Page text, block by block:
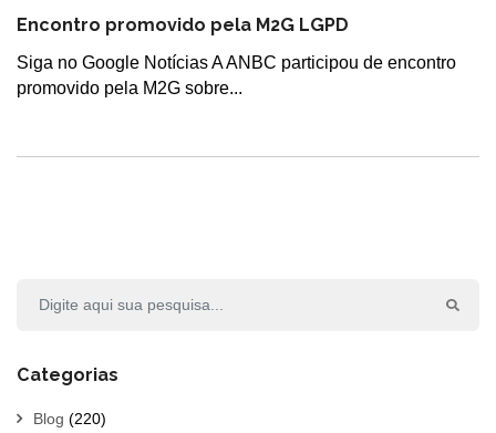
Encontro promovido pela M2G LGPD
Siga no Google Notícias A ANBC participou de encontro
promovido pela M2G sobre...
Categorias
Blog (220)